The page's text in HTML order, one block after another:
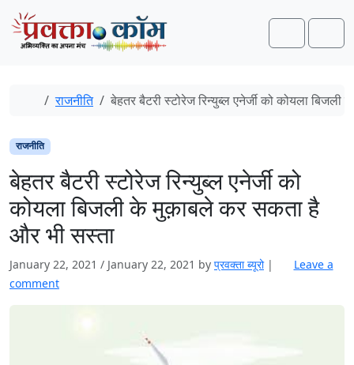
Skip to content
Skip to footer
Search
Home
राजनीति बेहतर बैटरी स्टोरेज रिन्युब्ल एनेर्जी को कोयला
राजनीति
बेहतर बैटरी स्टोरेज रिन्युब्ल एनेर्जी को
कोयला बिजली के मुक़ाबले कर सकता है
और भी सस्ता
January 22, 2021 / January 22, 2021 by प्रवक्‍ता ब्यूरो |
Leave a
comment